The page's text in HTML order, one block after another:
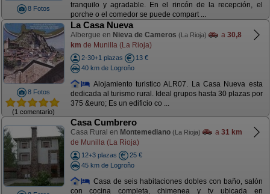
8 Fotos
tranquilo y agradable. En el rincón de la recepción, el
porche o el comedor se puede compart ...
8 Fotos
(1 comentario)
La Casa Nueva
Albergue en Nieva de Cameros (La Rioja) a 30,8
km de Munilla (La Rioja)
2-30+1 plazas
13 €
40 km de Logroño
Alojamiento turistico ALR07. La Casa Nueva esta
dedicada al turismo rural. Ideal grupos hasta 30 plazas por
375 &euro; Es un edificio co ...
Casa Cumbrero
Casa Rural en Montemediano (La Rioja) a 31 km
de Munilla (La Rioja)
12+3 plazas
25 €
45 km de Logroño
Casa de seis habitaciones dobles con baño, salón
con cocina completa, chimenea y tv ubicada en